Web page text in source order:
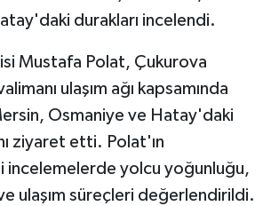
durakları incelendi.
Mustafa Polat, Çukurova
ulaşım ağı kapsamında
Osmaniye ve Hatay'daki
ziyaret etti. Polat'ın
incelemelerde yolcu yoğunluğu,
ulaşım süreçleri değerlendirildi.